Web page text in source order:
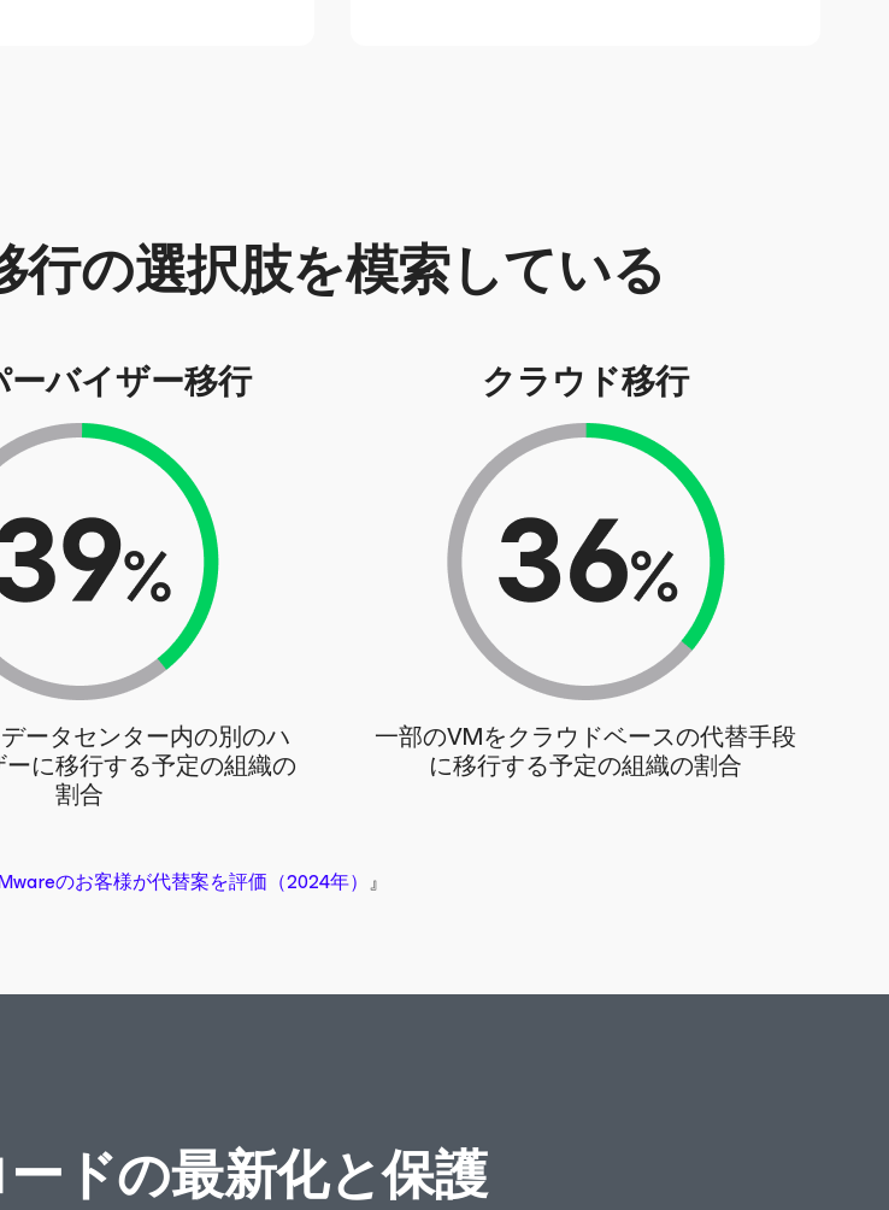
の選択肢を模索している
バイザー移行
ータセンター内の別のハ
に移行する予定の組織の
割合
クラウド移行
一部のVMをクラウドベースの代替手段
に移行する予定の組織の割合
のお客様が代替案を評価（2024年） 』
ドの最新化と保護